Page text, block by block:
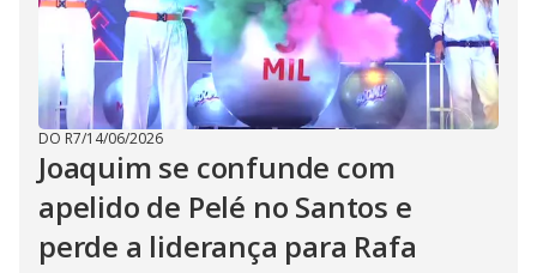
DO R7/14/06/2026
Joaquim se confunde com
apelido de Pelé no Santos e
perde a liderança para Rafa